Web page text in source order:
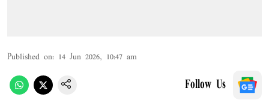
Published on: 14 Jun 2026, 10:47 am
Follow Us